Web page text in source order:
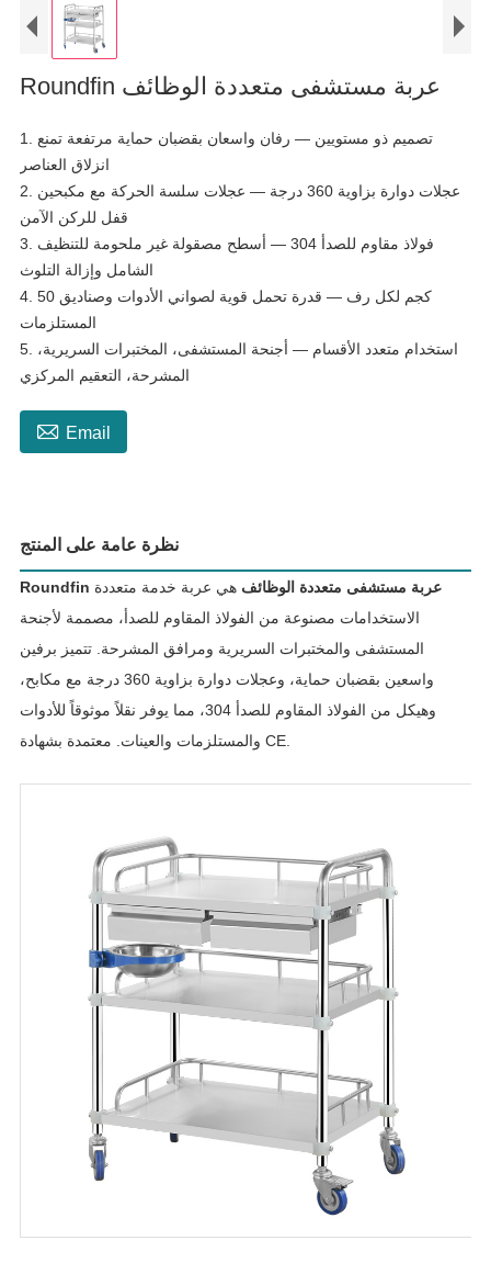
Roundfin عربة مستشفى متعددة الوظائف
1. تصميم ذو مستويين — رفان واسعان بقضبان حماية مرتفعة تمنع
انزلاق العناصر
2. عجلات دوارة بزاوية 360 درجة — عجلات سلسة الحركة مع مكبحين
قفل للركن الآمن
3. فولاذ مقاوم للصدأ 304 — أسطح مصقولة غير ملحومة للتنظيف
الشامل وإزالة التلوث
4. 50 كجم لكل رف — قدرة تحمل قوية لصواني الأدوات وصناديق
المستلزمات
5. استخدام متعدد الأقسام — أجنحة المستشفى، المختبرات السريرية،
المشرحة، التعقيم المركزي
 Email
نظرة عامة على المنتج
Roundfin عربة مستشفى متعددة الوظائف هي عربة خدمة متعددة
الاستخدامات مصنوعة من الفولاذ المقاوم للصدأ، مصممة لأجنحة
المستشفى والمختبرات السريرية ومرافق المشرحة. تتميز برفين
واسعين بقضبان حماية، وعجلات دوارة بزاوية 360 درجة مع مكابح،
وهيكل من الفولاذ المقاوم للصدأ 304، مما يوفر نقلاً موثوقاً للأدوات
والمستلزمات والعينات. معتمدة بشهادة CE.